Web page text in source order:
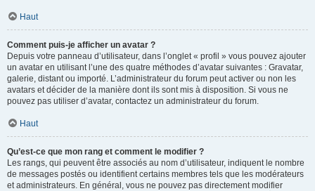
Haut
Comment puis-je afficher un avatar ?
Depuis votre panneau d’utilisateur, dans l’onglet « profil » vous pouvez ajouter
un avatar en utilisant l’une des quatre méthodes d’avatar suivantes : Gravatar,
galerie, distant ou importé. L’administrateur du forum peut activer ou non les
avatars et décider de la manière dont ils sont mis à disposition. Si vous ne
pouvez pas utiliser d’avatar, contactez un administrateur du forum.
Haut
Qu’est-ce que mon rang et comment le modifier ?
Les rangs, qui peuvent être associés au nom d’utilisateur, indiquent le nombre
de messages postés ou identifient certains membres tels que les modérateurs
et administrateurs. En général, vous ne pouvez pas directement modifier